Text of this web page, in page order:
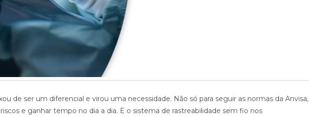
de ser um diferencial e virou uma necessidade. Não só para seguir as normas da Anvisa,
e ganhar tempo no dia a dia. E o sistema de rastreabilidade sem fio nos